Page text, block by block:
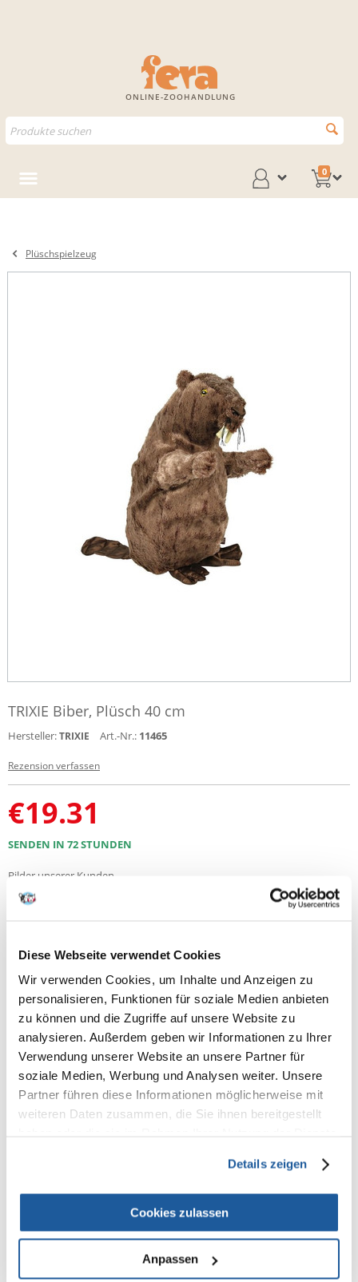
Diese Webseite verwendet Cookies
Wir verwenden Cookies, um Inhalte und Anzeigen zu
personalisieren, Funktionen für soziale Medien anbieten
zu können und die Zugriffe auf unsere Website zu
analysieren. Außerdem geben wir Informationen zu Ihrer
Verwendung unserer Website an unsere Partner für
soziale Medien, Werbung und Analysen weiter. Unsere
Partner führen diese Informationen möglicherweise mit
weiteren Daten zusammen, die Sie ihnen bereitgestellt
Details zeigen
Cookies zulassen
Anpassen
ONLINE-ZOOHANDLUNG
0
Plüschspielzeug
TRIXIE Biber, Plüsch 40 cm
Hersteller:TRIXIE Art.-Nr.: 11465
Rezension verfassen
€19.31
SENDEN IN 72 STUNDEN
Bilder unserer Kunden
Zusätzliche Fotos zeigen : 1
Produktbeschreibung
Biber, Plüsch
Plüsch (Polyester)
Maße: 40 cm
Fragen und Antworten (FAQ)
Eigenschaften